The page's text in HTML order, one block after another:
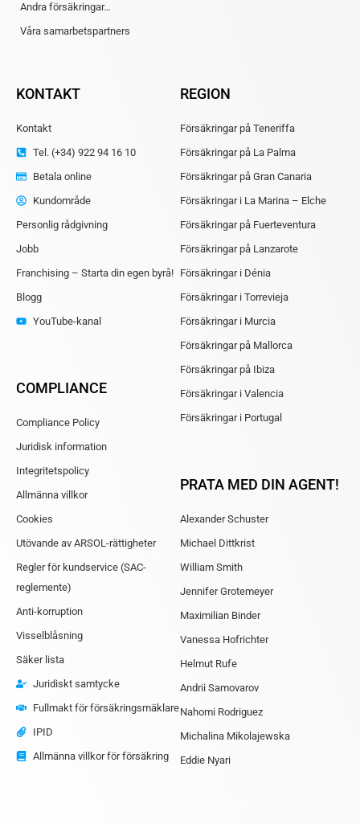
Andra försäkringar…
Våra samarbetspartners
KONTAKT
Kontakt
Tel. (+34) 922 94 16 10
Betala online
Kundområde
Personlig rådgivning
Jobb
Franchising – Starta din egen byrå!
Blogg
YouTube-kanal
COMPLIANCE
Compliance Policy
Juridisk information
Integritetspolicy
Allmänna villkor
Cookies
Utövande av ARSOL-rättigheter
Regler för kundservice (SAC-
reglemente)
Anti-korruption
Visselblåsning
Säker lista
Juridiskt samtycke
Fullmakt för försäkringsmäklare
IPID
Allmänna villkor för försäkring
REGION
Försäkringar på Teneriffa
Försäkringar på La Palma
Försäkringar på Gran Canaria
Försäkringar i La Marina – Elche
Försäkringar på Fuerteventura
Försäkringar på Lanzarote
Försäkringar i Dénia
Försäkringar i Torrevieja
Försäkringar i Murcia
Försäkringar på Mallorca
Försäkringar på Ibiza
Försäkringar i Valencia
Försäkringar i Portugal
PRATA MED DIN AGENT!
Alexander Schuster
Michael Dittkrist
William Smith
Jennifer Grotemeyer
Maximilian Binder
Vanessa Hofrichter
Helmut Rufe
Andrii Samovarov
Nahomi Rodriguez
Michalina Mikolajewska
Eddie Nyari